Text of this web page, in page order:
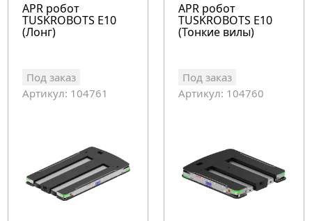
APR робот
TUSKROBOTS E10
(Лонг)
Под заказ
Артикул: 104761
APR робот
TUSKROBOTS E10
(Тонкие вилы)
Под заказ
Артикул: 104760